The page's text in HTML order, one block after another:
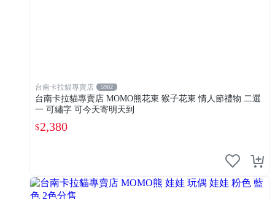
台南卡拉貓專賣店 5902
台南卡拉貓專賣店 MOMO熊花束 猴子花束 情人節禮物 二選
一 可繡字 可今天寄明天到
$2,380